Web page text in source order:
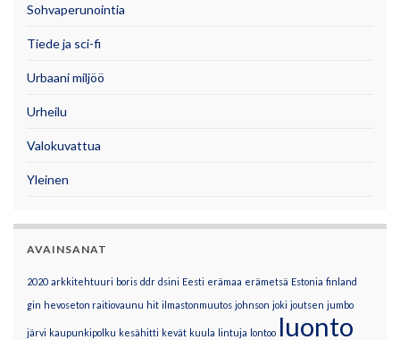
Sohvaperunointia
Tiede ja sci-fi
Urbaani miljöö
Urheilu
Valokuvattua
Yleinen
AVAINSANAT
2020 arkkitehtuuri boris ddr dsini Eesti erämaa erämetsä Estonia finland
gin hevoseton raitiovaunu hit ilmastonmuutos johnson joki joutsen jumbo
järvi kaupunkipolku kesähitti kevät kuula lintuja lontoo luonto